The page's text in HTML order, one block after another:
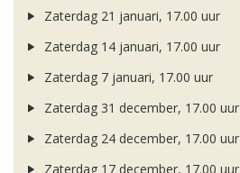
Zaterdag 21 januari, 17.00 uur
Zaterdag 14 januari, 17.00 uur
Zaterdag 7 januari, 17.00 uur
Zaterdag 31 december, 17.00 uur
Zaterdag 24 december, 17.00 uur
Zaterdag 17 december, 17.00 uur